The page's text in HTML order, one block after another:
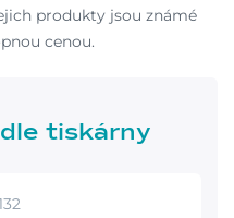
produkty jsou známé
cenou.
tiskárny